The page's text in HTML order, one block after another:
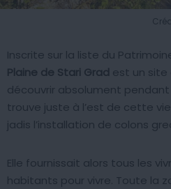
Inscrite sur la liste du
Plaine de Stari Grad est un site
découvrir absolument pendant
trouve juste à l’est de cette
jadis l’installation de colons
Elle fournissait alors tous les
habitants pour vivre. Toute la